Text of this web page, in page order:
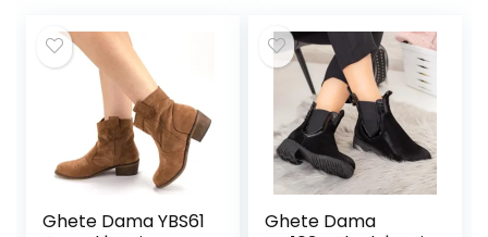
Ghete Dama YBS61
Ghete Dama